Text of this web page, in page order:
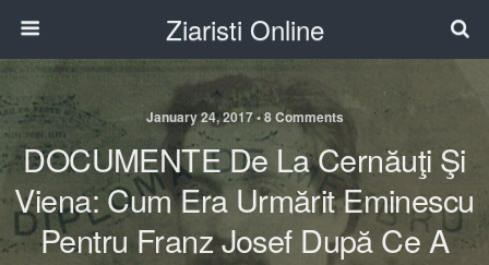
Ziaristi Online
January 24, 2017 • 8 Comments
DOCUMENTE De La Cernăuţi Şi
Viena: Cum Era Urmărit Eminescu
Pentru Franz Josef După Ce A